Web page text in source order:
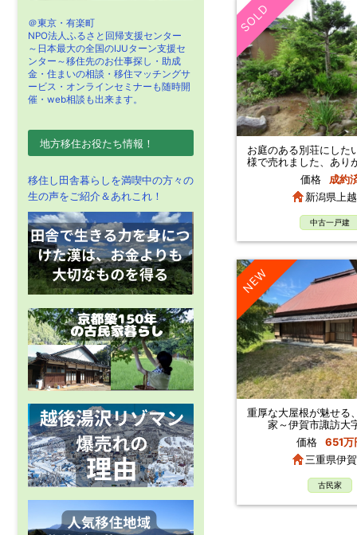
お庭のある別荘にした
様で売れました、あり
ます
価格 成約
SOLD
新潟県上
中古一戸建
重厚な大屋根が魅せる
家～伊賀市諏訪大
価格
651万
NEW
三重県伊
古民家
＠東京・有楽町
NPO法人ふるさと回帰支援センター
～日本最大の全国のIJUターン支援セ
ンター～移住先のお仕事探し・助成
金・住まいの相談・移住マッチングサ
ービス・オンラインセミナーも随時開
催・web相談も出来ます。
地方移住お役たち情報！
移住し田舎暮らしを満喫中の方々の
生の声をご紹介＆あれこれ！